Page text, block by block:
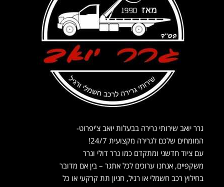
גרר יואב שירותי גרירה בבעלות יואב צ'יפרוט-
המומחים שלכם לגרירה מקצועית 24/7!
עם ציוד חדשני ומתקדם כמו גרר דולי וגרר
משקפיים, אנחנו ערוכים לכל אתגר – בין אם מדובר
בחילוץ רכב חשמלי או רגיל, חניון תת קרקעי או כל